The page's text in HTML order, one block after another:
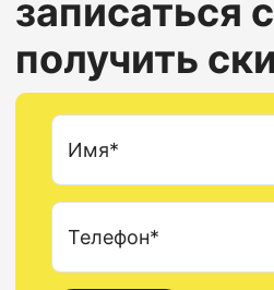
записаться
получить
Имя*
Телефон*